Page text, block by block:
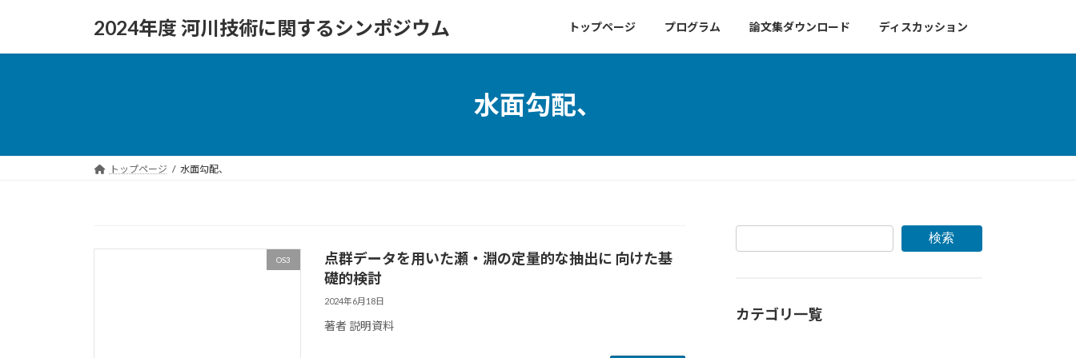
2024年度 河川技術に関するシンポジウム トップページ プログラム 論文集ダウンロード ディスカッション
水面勾配、
トップページ 水面勾配、
OS3
点群データを用いた瀬・淵の定量的な抽出に 向けた基
礎的検討
2024年6月18日
著者 説明資料
検索
カテゴリ一覧